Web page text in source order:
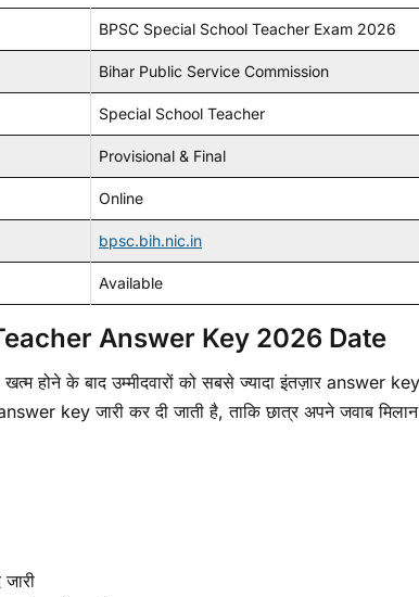
BPSC Special School Teacher Exam 2026
Bihar Public Service Commission
Special School Teacher
Provisional & Final
Online
bpsc.bih.nic.in
Available
Answer Key 2026 Date
होने के बाद उम्मीदवारों को सबसे ज्यादा इंतज़ार answer
key जारी कर दी जाती है, ताकि छात्र अपने जवाब